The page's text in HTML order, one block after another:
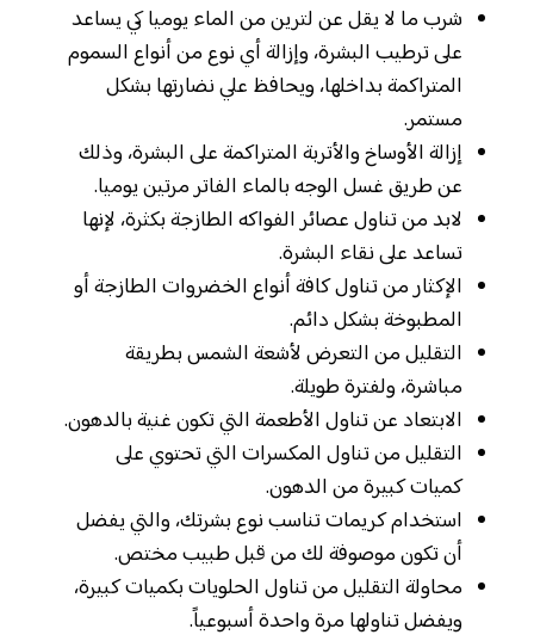
شرب ما لا يقل عن لترين من الماء يوميا كي يساعد
على ترطيب البشرة، وإزالة أي نوع من أنواع السموم
المتراكمة بداخلها، ويحافظ علي نضارتها بشكل
مستمر.
إزالة الأوساخ والأتربة المتراكمة على البشرة، وذلك
عن طريق غسل الوجه بالماء الفاتر مرتين يوميا.
لابد من تناول عصائر الفواكه الطازجة بكثرة، لإنها
تساعد على نقاء البشرة.
الإكثار من تناول كافة أنواع الخضروات الطازجة أو
المطبوخة بشكل دائم.
التقليل من التعرض لأشعة الشمس بطريقة
مباشرة، ولفترة طويلة.
الابتعاد عن تناول الأطعمة التي تكون غنية بالدهون.
التقليل من تناول المكسرات التي تحتوي على
كميات كبيرة من الدهون.
استخدام كريمات تناسب نوع بشرتك، والتي يفضل
أن تكون موصوفة لك من قبل طبيب مختص.
محاولة التقليل من تناول الحلويات بكميات كبيرة،
ويفضل تناولها مرة واحدة أسبوعياً.